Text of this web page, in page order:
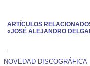
ARTÍCULOS
«JOSÉ ALEJANDRO
NOVEDAD DISCOGRÁFICA